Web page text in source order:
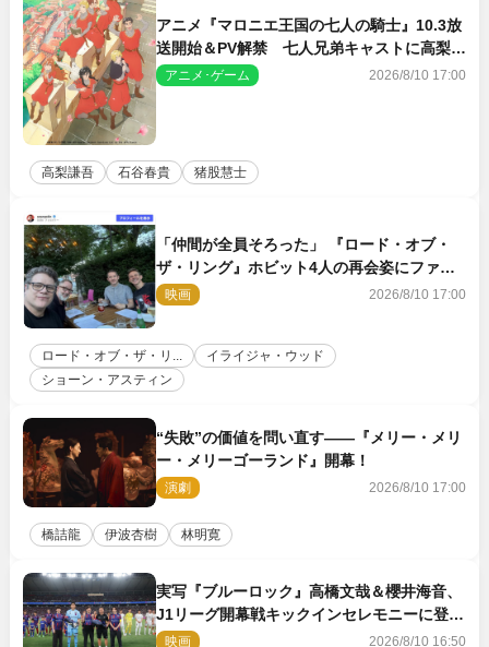
アニメ『マロニエ王国の七人の騎士』10.3放
送開始＆PV解禁 七人兄弟キャストに高梨謙
吾、川島零士ら
アニメ･ゲーム 2026/8/10 17:00
高梨謙吾 石谷春貴 猪股慧士
「仲間が全員そろった」 『ロード・オブ・
ザ・リング』ホビット4人の再会姿にファン
感激
映画 2026/8/10 17:00
ロード・オブ・ザ・リ...
イライジャ・ウッド
ショーン・アスティン
“失敗”の価値を問い直す――『メリー・メリ
ー・メリーゴーランド』開幕！
演劇 2026/8/10 17:00
橋詰龍 伊波杏樹 林明寛
実写『ブルーロック』高橋文哉＆櫻井海音、
J1リーグ開幕戦キックインセレモニーに登場
＆喜びの声到着
映画 2026/8/10 16:50